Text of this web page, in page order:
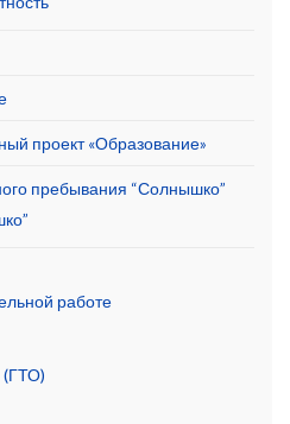
проект «Образование»
пребывания “Солнышко”
работе
(ГТО)